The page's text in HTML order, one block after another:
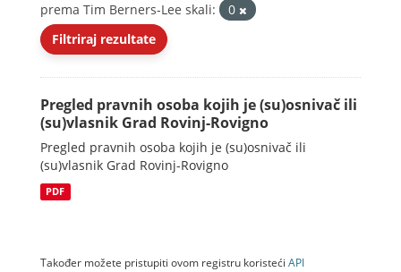
prema Tim Berners-Lee skali:
0
Filtriraj rezultate
Pregled pravnih osoba kojih je (su)osnivač ili
(su)vlasnik Grad Rovinj-Rovigno
Pregled pravnih osoba kojih je (su)osnivač ili
(su)vlasnik Grad Rovinj-Rovigno
PDF
Također možete pristupiti ovom registru koristeći API